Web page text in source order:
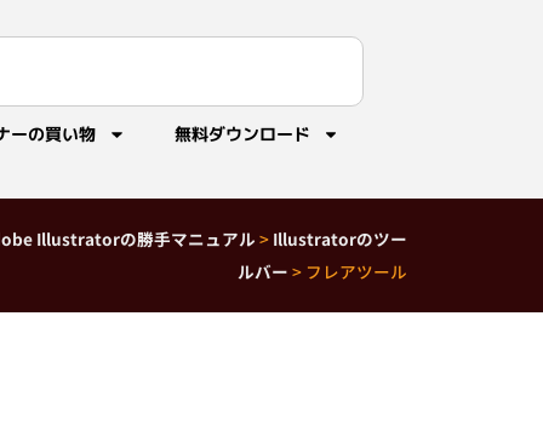
ーの買い物 無料ダウンロード
Illustratorの勝手マニュアル > Illustratorのツー
ルバー > フレアツール